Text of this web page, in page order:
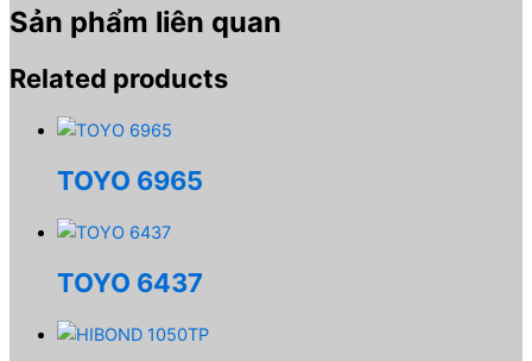
Sản phẩm liên quan
Related products
TOYO 6965
TOYO 6437